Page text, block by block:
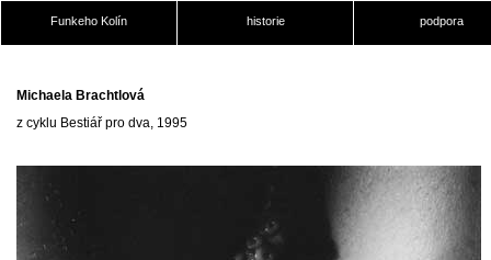
Funkeho Kolín historie podpora
Michaela Brachtlová
z cyklu Bestiář pro dva, 1995